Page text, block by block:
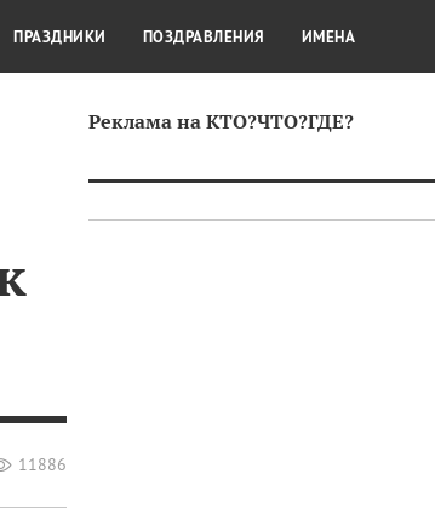
11886
Реклама на КТО?ЧТО?ГДЕ?
КУЛЬТУРА КРАСОТА
ПРАЗДНИКИ ПОЗДРАВЛЕНИЯ ИМЕНА